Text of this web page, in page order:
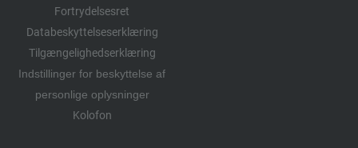
Fortrydelsesret
Databeskyttelseserklæring
Tilgængelighedserklæring
Indstillinger for beskyttelse af
personlige oplysninger
Kolofon